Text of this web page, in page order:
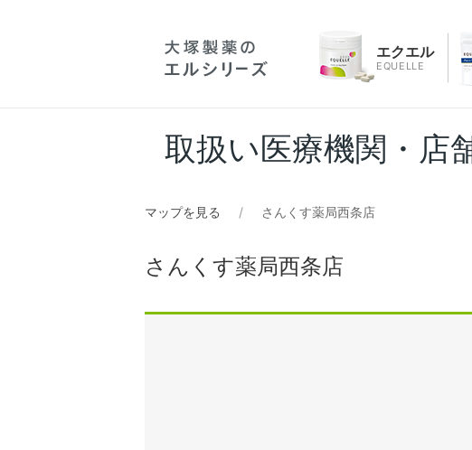
エクエル
EQUELLE
取扱い医療機関・店
マップを見る さんくす薬局西条店
さんくす薬局西条店